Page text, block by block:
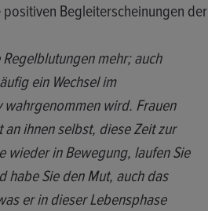
Begleiterscheinungen der
mehr; auch
ein Wechsel im
wird. Frauen
ihnen selbst, diese Zeit zur
wieder in Bewegung, laufen Sie
habe Sie den Mut, auch das
er in dieser Lebensphase